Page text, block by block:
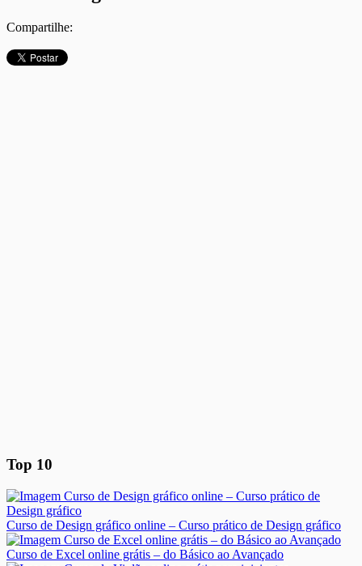
Compartilhe:
Top 10
Curso de Design gráfico online – Curso prático de Design gráfico
Curso de Excel online grátis – do Básico ao Avançado